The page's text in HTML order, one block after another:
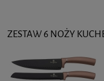
ZESTAW 6 NOŻY